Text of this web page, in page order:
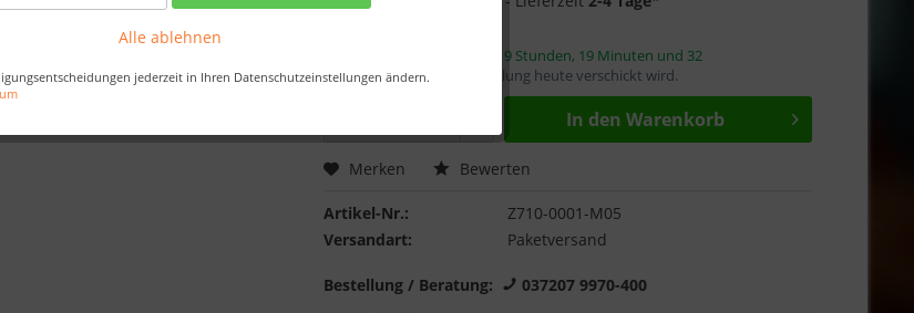
Alle ablehnen
jederzeit in Ihren Datenschutzeinstellungen ändern.
9 Stunden, 19 Minuten und 31
Sekunden, damit die Bestellung heute verschickt wird.
In den Warenkorb
Merken Bewerten
Artikel-Nr.:
Z710-0001-M05
Versandart:
Paketversand
Bestellung / Beratung: 037207 9970-400